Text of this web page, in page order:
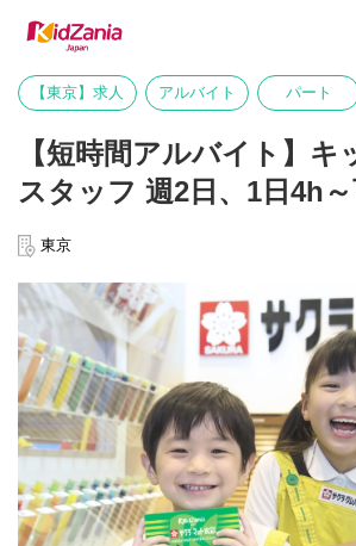
【東京】求人 アルバイト パート
【短時間アルバイト】キ
スタッフ 週2日、1日4h
東京